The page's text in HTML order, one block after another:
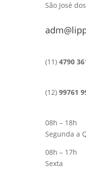
São José
(11) 4790
(12) 99761
08h – 18h
Segunda a
08h – 17h
Sexta